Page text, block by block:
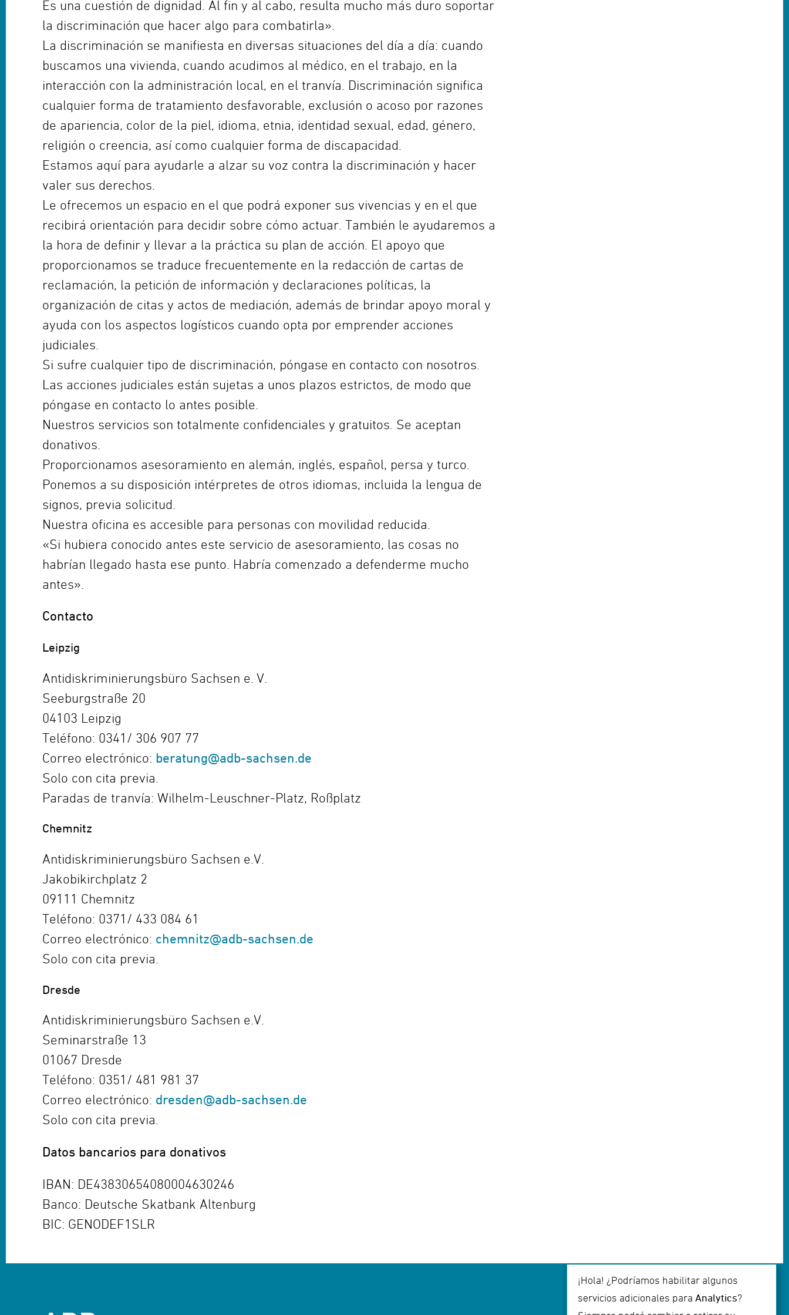
Es una cuestión de dignidad. Al fin y al cabo, resulta mucho más duro soportar
la discriminación que hacer algo para combatirla».
La discriminación se manifiesta en diversas situaciones del día a día: cuando
buscamos una vivienda, cuando acudimos al médico, en el trabajo, en la
interacción con la administración local, en el tranvía. Discriminación significa
cualquier forma de tratamiento desfavorable, exclusión o acoso por razones
de apariencia, color de la piel, idioma, etnia, identidad sexual, edad, género,
religión o creencia, así como cualquier forma de discapacidad.
Estamos aquí para ayudarle a alzar su voz contra la discriminación y hacer
valer sus derechos.
Le ofrecemos un espacio en el que podrá exponer sus vivencias y en el que
recibirá orientación para decidir sobre cómo actuar. También le ayudaremos a
la hora de definir y llevar a la práctica su plan de acción. El apoyo que
proporcionamos se traduce frecuentemente en la redacción de cartas de
reclamación, la petición de información y declaraciones políticas, la
organización de citas y actos de mediación, además de brindar apoyo moral y
ayuda con los aspectos logísticos cuando opta por emprender acciones
judiciales.
Si sufre cualquier tipo de discriminación, póngase en contacto con nosotros.
Las acciones judiciales están sujetas a unos plazos estrictos, de modo que
póngase en contacto lo antes posible.
Nuestros servicios son totalmente confidenciales y gratuitos. Se aceptan
donativos.
Proporcionamos asesoramiento en alemán, inglés, español, persa y turco.
Ponemos a su disposición intérpretes de otros idiomas, incluida la lengua de
signos, previa solicitud.
Nuestra oficina es accesible para personas con movilidad reducida.
«Si hubiera conocido antes este servicio de asesoramiento, las cosas no
habrían llegado hasta ese punto. Habría comenzado a defenderme mucho
antes».
Contacto
Leipzig
Antidiskriminierungsbüro Sachsen e. V.
Seeburgstraße 20
04103 Leipzig
Teléfono: 0341/ 306 907 77
Correo electrónico: beratung@adb-sachsen.de
Solo con cita previa.
Paradas de tranvía: Wilhelm-Leuschner-Platz, Roßplatz
Chemnitz
Antidiskriminierungsbüro Sachsen e.V.
Jakobikirchplatz 2
09111 Chemnitz
Teléfono: 0371/ 433 084 61
Correo electrónico: chemnitz@adb-sachsen.de
Solo con cita previa.
Dresde
Antidiskriminierungsbüro Sachsen e.V.
Seminarstraße 13
01067 Dresde
Teléfono: 0351/ 481 981 37
Correo electrónico: dresden@adb-sachsen.de
Solo con cita previa.
Datos bancarios para donativos
IBAN: DE43830654080004630246
Banco: Deutsche Skatbank Altenburg
BIC: GENODEF1SLR
¡Hola! ¿Podríamos habilitar algunos
servicios adicionales para Analytics?